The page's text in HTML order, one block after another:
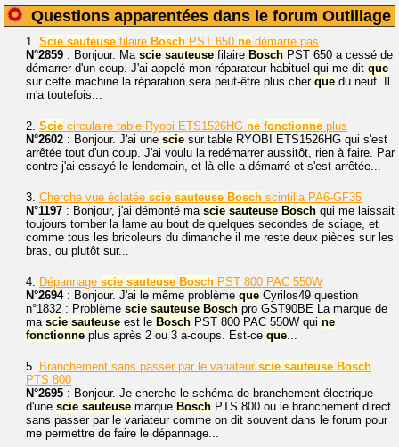
Questions apparentées dans le forum Outillage
1. Scie sauteuse filaire Bosch PST 650 ne démarre pas
N°2859 : Bonjour. Ma scie sauteuse filaire Bosch PST 650 a cessé de
démarrer d'un coup. J'ai appelé mon réparateur habituel qui me dit que
sur cette machine la réparation sera peut-être plus cher que du neuf. Il
m'a toutefois...
2. Scie circulaire table Ryobi ETS1526HG ne fonctionne plus
N°2602 : Bonjour. J'ai une scie sur table RYOBI ETS1526HG qui s'est
arrêtée tout d'un coup. J'ai voulu la redémarrer aussitôt, rien à faire. Par
contre j'ai essayé le lendemain, et là elle a démarré et s'est arrêtée...
3. Cherche vue éclatée scie sauteuse Bosch scintilla PA6-GF35
N°1197 : Bonjour, j'ai démonté ma scie sauteuse Bosch qui me laissait
toujours tomber la lame au bout de quelques secondes de sciage, et
comme tous les bricoleurs du dimanche il me reste deux pièces sur les
bras, ou plutôt sur...
4. Dépannage scie sauteuse Bosch PST 800 PAC 550W
N°2694: Bonjour. J'ai le même problème que Cyrilos49 question
n°1832 : Problème scie sauteuse Bosch pro GST90BE La marque de
ma scie sauteuse est le Bosch PST 800 PAC 550W qui ne
fonctionne plus après 2 ou 3 a-coups. Est-ce que...
5. Branchement sans passer par le variateur scie sauteuse Bosch
PTS 800
N°2695 : Bonjour. Je cherche le schéma de branchement électrique
d'une scie sauteuse marque Bosch PTS 800 ou le branchement direct
sans passer par le variateur comme on dit souvent dans le forum pour
me permettre de faire le dépannage...